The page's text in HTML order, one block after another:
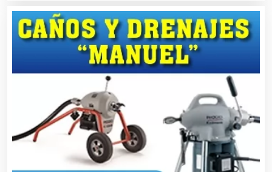
Audio, Sonido e Iluminación
Audios para Eventos
Autobuses
Automatización